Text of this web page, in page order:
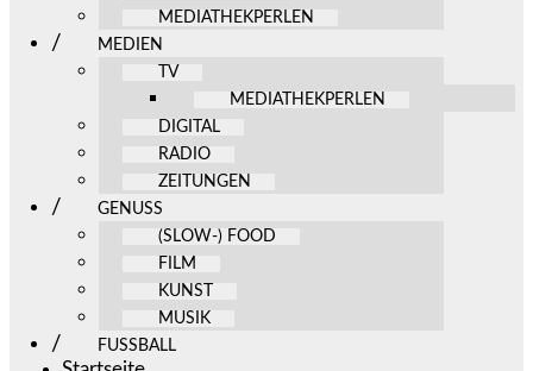
MEDIATHEKPERLEN
MEDIEN
TV
MEDIATHEKPERLEN
DIGITAL
RADIO
ZEITUNGEN
GENUSS
(SLOW-) FOOD
FILM
KUNST
MUSIK
FUSSBALL